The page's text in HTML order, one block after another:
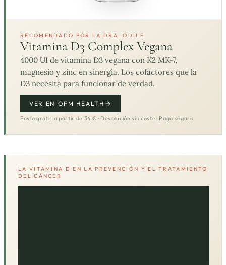
RECOMENDADO POR LA DRA. ODILE
Vitamina D3 Complex Vegana
4000 UI de vitamina D3 vegana con K2 MK-7,
magnesio y zinc en sinergia. Los cofactores que la
D3 necesita para funcionar de verdad.
VER EN OFM HEALTH
Envío gratis a partir de 34 € · Devolución sin coste · Pago seguro
LA VITAMINA D EN LA PREVENCIÓN Y EL TRATAMIENTO
DEL CÁNCER